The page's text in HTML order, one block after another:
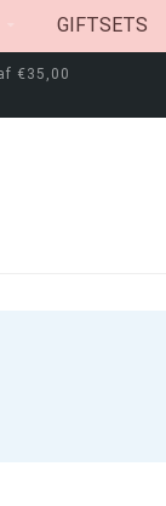
GIFTSETS
€35,00